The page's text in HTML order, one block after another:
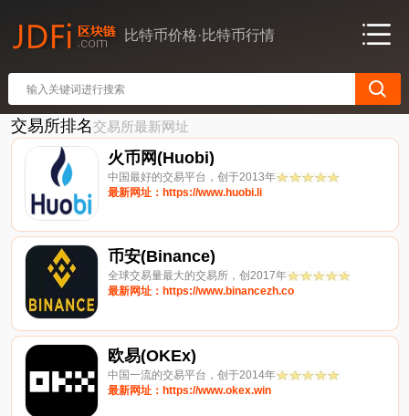
比特币价格·比特币行情
交易所排名交易所最新网址
火币网(Huobi)
中国最好的交易平台，创于2013年
最新网址：https://www.huobi.li
币安(Binance)
全球交易量最大的交易所，创2017年
最新网址：https://www.binancezh.co
欧易(OKEx)
中国一流的交易平台，创于2014年
最新网址：https://www.okex.win